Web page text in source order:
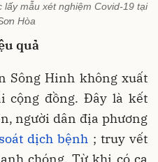
mẫu xét nghiệm Covid-19 tại
Hòa
quả
Sông Hinh không xuất
cộng đồng. Đây là kết
người dân địa phương
dịch bệnh ; truy vết